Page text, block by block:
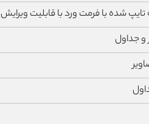
شده با فرمت ورد با قابلیت ویرایش
و جداول